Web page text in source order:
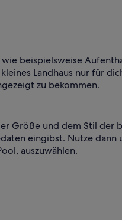
beispielsweise
Landhaus nur für
zu bekommen.
Größe und dem Stil
eingibst. Nutze dann
auszuwählen.